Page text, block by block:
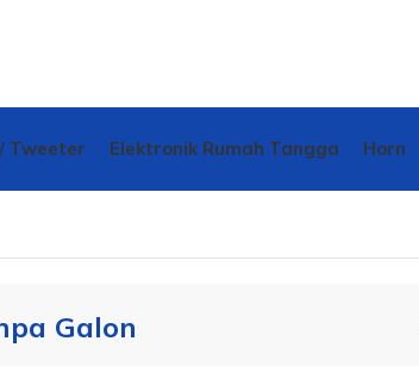
Tweeter Elektronik Rumah Tangga Horn
Galon